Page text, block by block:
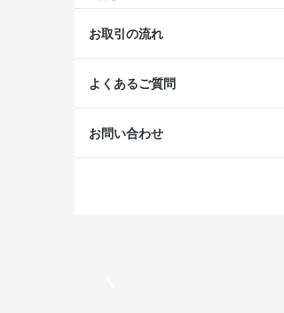
お取引の流れ
よくあるご質問
お問い合わせ